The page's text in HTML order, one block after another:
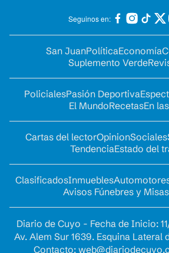
Seguinos en:
San JuanPolíticaEconomía
Suplemento Verde
PolicialesPasión Deportiva
El MundoRecetasEn
Cartas del lectorOpinionSociales
TendenciaEstado del
ClasificadosInmuebles
Avisos Fúnebres y Misas
Diario de Cuyo - Fecha de Inicio:
Av. Alem Sur 1639. Esquina
Contacto: